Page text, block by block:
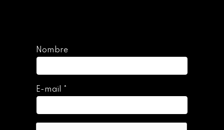
Nombre
E-mail *